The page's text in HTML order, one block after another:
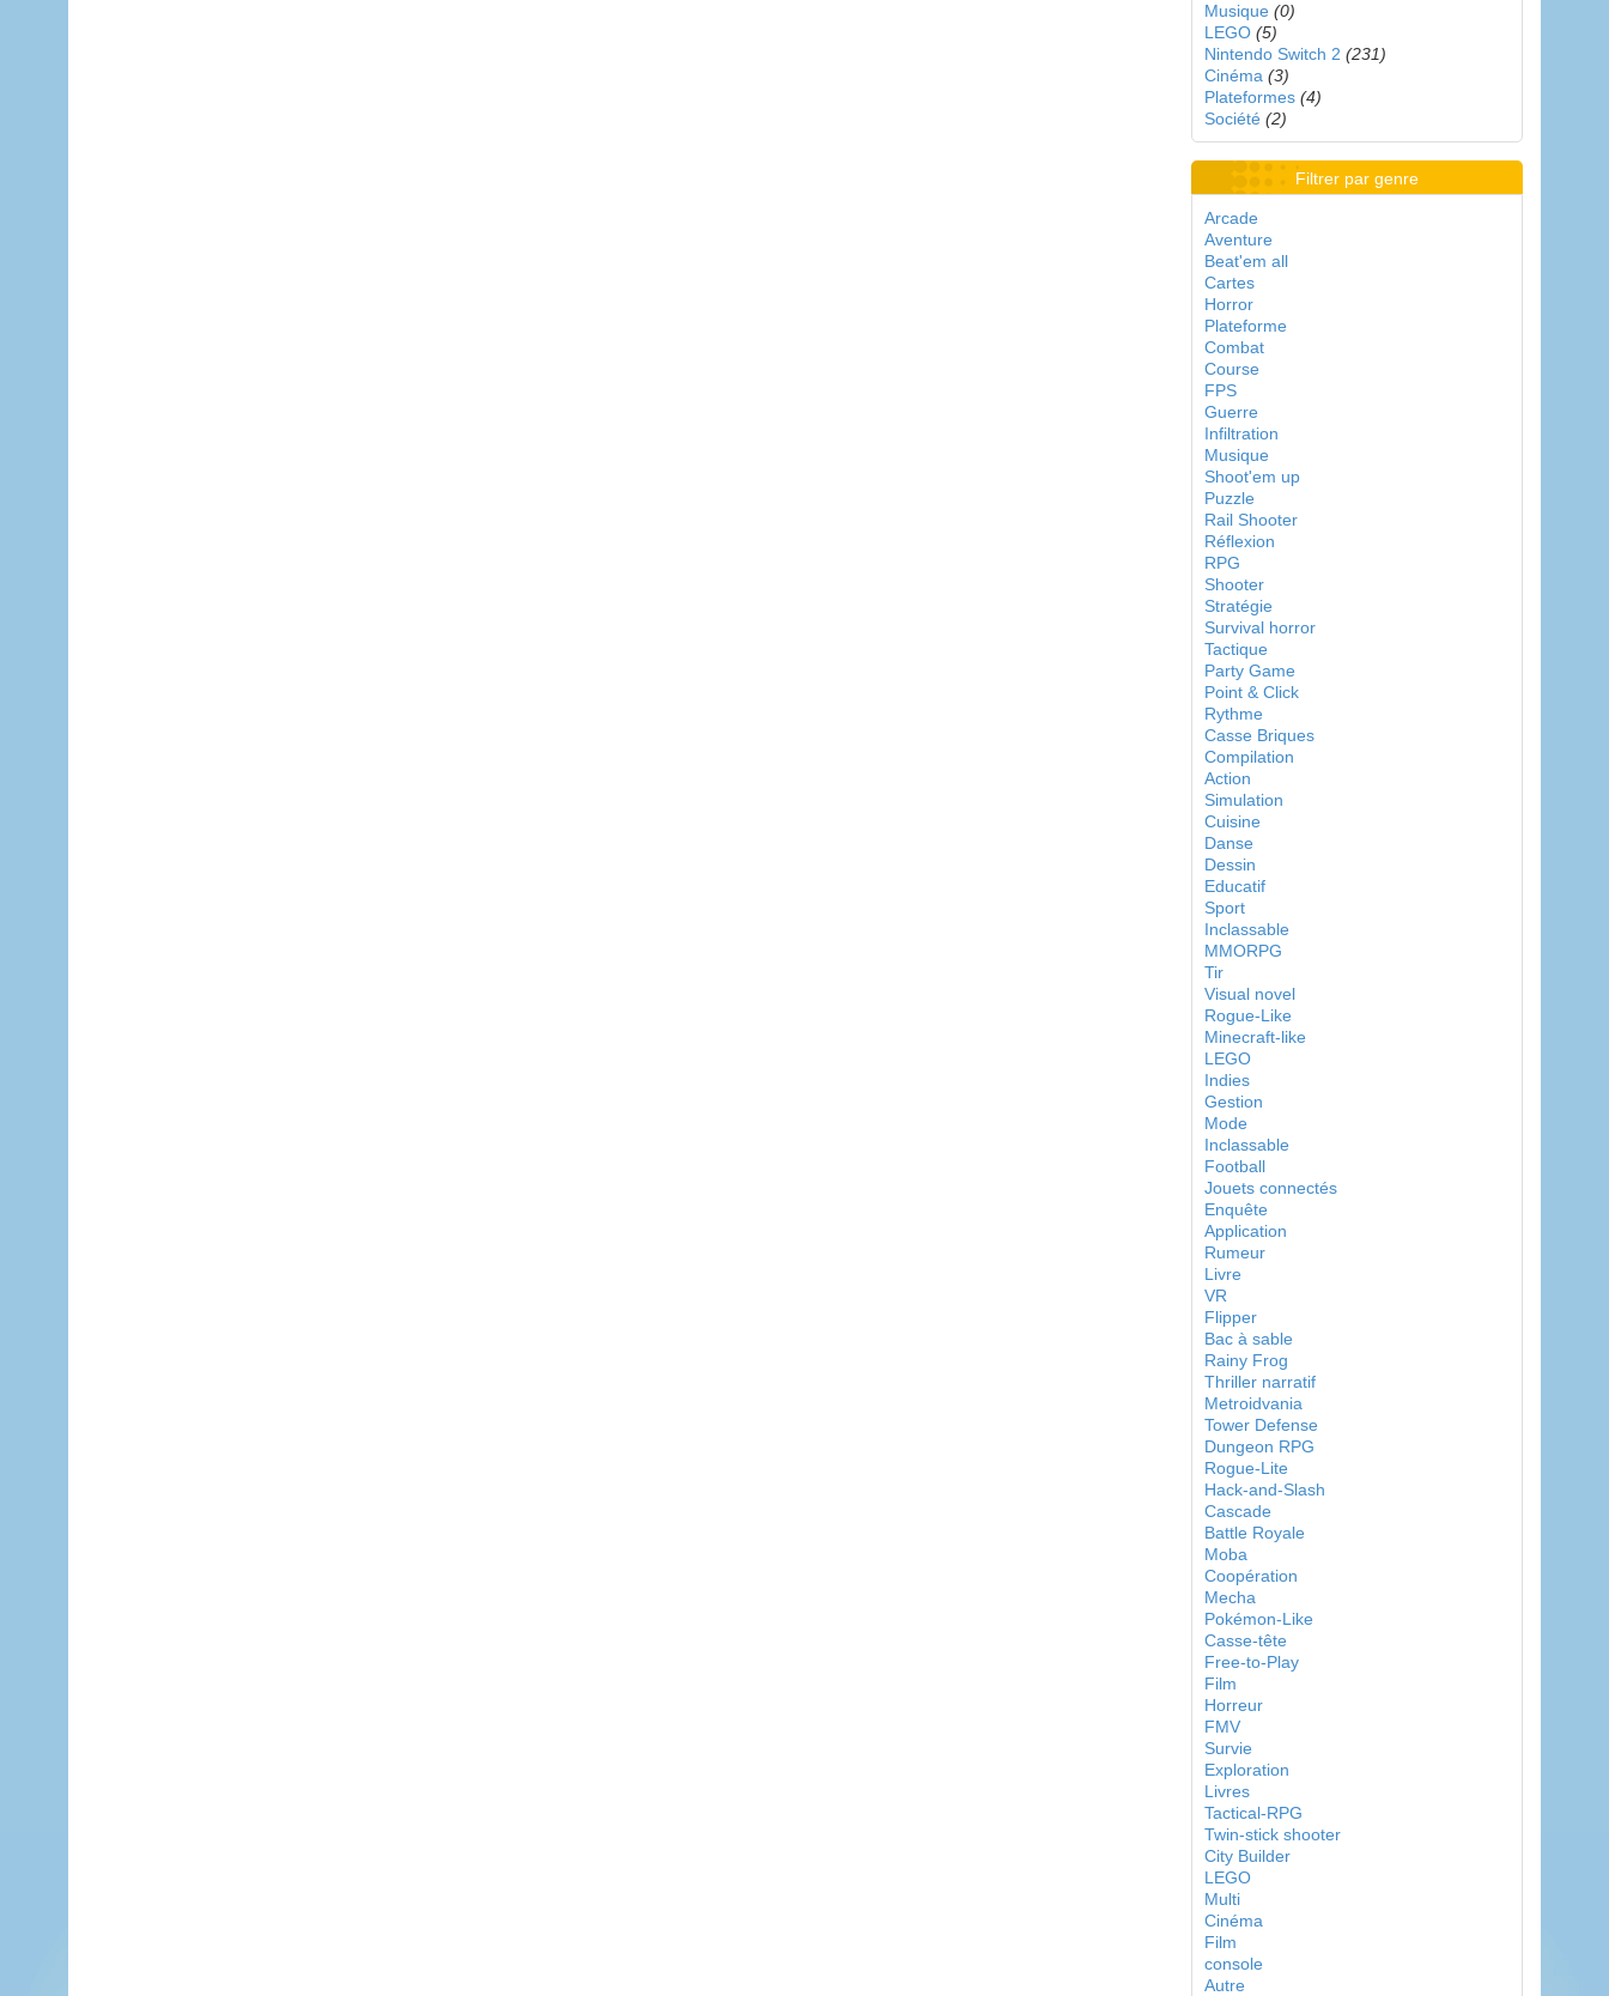
Musique (0)
LEGO (5)
Nintendo Switch 2 (231)
Cinéma (3)
Plateformes (4)
Société (2)
Filtrer par genre
Arcade
Aventure
Beat'em all
Cartes
Horror
Plateforme
Combat
Course
FPS
Guerre
Infiltration
Musique
Shoot'em up
Puzzle
Rail Shooter
Réflexion
RPG
Shooter
Stratégie
Survival horror
Tactique
Party Game
Point & Click
Rythme
Casse Briques
Compilation
Action
Simulation
Cuisine
Danse
Dessin
Educatif
Sport
Inclassable
MMORPG
Tir
Visual novel
Rogue-Like
Minecraft-like
LEGO
Indies
Gestion
Mode
Inclassable
Football
Jouets connectés
Enquête
Application
Rumeur
Livre
VR
Flipper
Bac à sable
Rainy Frog
Thriller narratif
Metroidvania
Tower Defense
Dungeon RPG
Rogue-Lite
Hack-and-Slash
Cascade
Battle Royale
Moba
Coopération
Mecha
Pokémon-Like
Casse-tête
Free-to-Play
Film
Horreur
FMV
Survie
Exploration
Livres
Tactical-RPG
Twin-stick shooter
City Builder
LEGO
Multi
Cinéma
Film
console
Autre